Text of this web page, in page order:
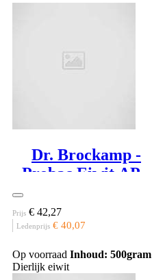
€ 15,16
Dr. Brockamp -
Probac Eiwit APF
Prijs € 42,27
Ledenprijs € 40,07
Op voorraad Inhoud: 500gram
Dierlijk eiwit